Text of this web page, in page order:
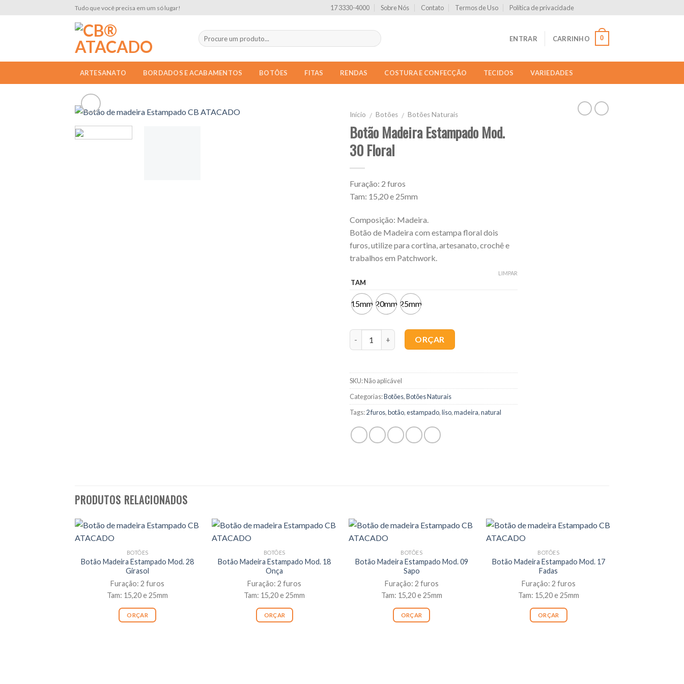
Tudo que você precisa em um só lugar! 17 3330-4000 Sobre Nós Contato Termos de Uso Política de privacidade
ENTRAR CARRINHO 0
ARTESANATO BORDADOS E ACABAMENTOS BOTÕES FITAS RENDAS COSTURA E CONFECÇÃO TECIDOS VARIEDADES
Início / Botões / Botões Naturais
Botão Madeira Estampado Mod.
30 Floral
Furação: 2 furos
Tam: 15,20 e 25mm
Composição: Madeira.
Botão de Madeira com estampa floral dois
furos, utilize para cortina, artesanato, crochê e
trabalhos em Patchwork.
TAM
15mm 20mm 25mm
LIMPAR
ORÇAR
SKU:Não aplicável
Categorias:Botões,Botões Naturais
Tags:2 furos,botão,estampado,liso,madeira,natural
PRODUTOS RELACIONADOS
BOTÕES
Botão Madeira Estampado Mod. 28
Girasol
Furação: 2 furos
Tam: 15,20 e 25mm
ORÇAR
BOTÕES
Botão Madeira Estampado Mod. 18
Onça
Furação: 2 furos
Tam: 15,20 e 25mm
ORÇAR
BOTÕES
Botão Madeira Estampado Mod. 09
Sapo
Furação: 2 furos
Tam: 15,20 e 25mm
ORÇAR
BOTÕES
Botão Madeira Estampado Mod. 17
Fadas
Furação: 2 furos
Tam: 15,20 e 25mm
ORÇAR